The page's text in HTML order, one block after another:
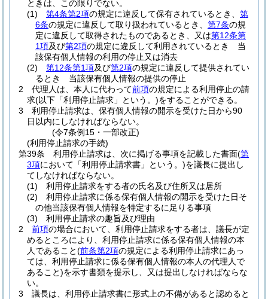
ときは、この限りでない。
(1)
第4条第2項の規定に違反して保有されているとき、 第
6条の規定に違反して取り扱われているとき、 第7条の規
定に違反して取得されたものであるとき、又は第12条第
1項及び第2項の規定に違反して利用されているとき 当
該保有個人情報の利用の停止又は消去
(2)
第12条第1項及び第2項の規定に違反して提供されてい
るとき 当該保有個人情報の提供の停止
2
代理人は、本人に代わって前項の規定による利用停止の請
求(以下「利用停止請求」という。)をすることができる。
3
利用停止請求は、保有個人情報の開示を受けた日から90
日以内にしなければならない。
(令7条例15・一部改正)
(利用停止請求の手続)
第39条
利用停止請求は、次に掲げる事項を記載した書面(第
3項において「利用停止請求書」という。)を議長に提出し
てしなければならない。
(1)
利用停止請求をする者の氏名及び住所又は居所
(2)
利用停止請求に係る保有個人情報の開示を受けた日そ
の他当該保有個人情報を特定するに足りる事項
(3)
利用停止請求の趣旨及び理由
2
前項の場合において、利用停止請求をする者は、議長が定
めるところにより、利用停止請求に係る保有個人情報の本
人であること(前条第2項の規定による利用停止請求にあっ
ては、利用停止請求に係る保有個人情報の本人の代理人で
あること)を示す書類を提示し、又は提出しなければならな
い。
3
議長は、利用停止請求書に形式上の不備があると認めると